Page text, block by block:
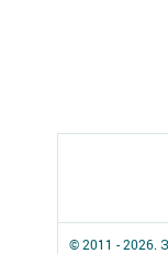
© 2011 - 2026.